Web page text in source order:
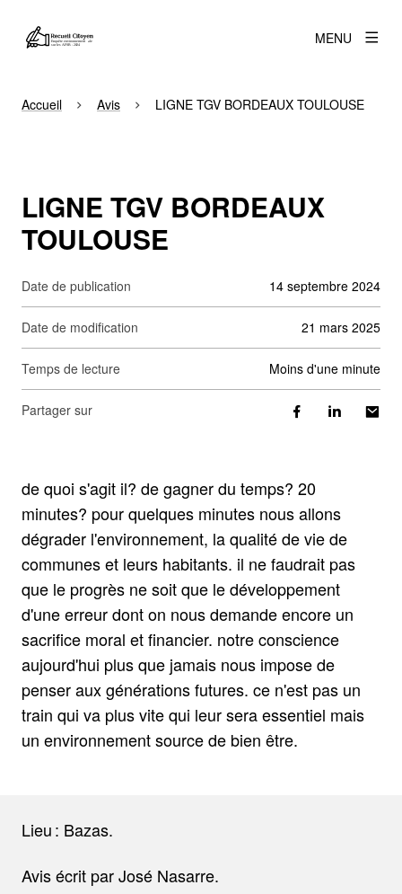
MENU
Accueil Avis LIGNE TGV BORDEAUX TOULOUSE
LIGNE TGV BORDEAUX
TOULOUSE
Date de publication 14 septembre 2024
Date de modification 21 mars 2025
Temps de lecture moins d'une minute
Partager sur
de quoi s'agit il? de gagner du temps? 20
minutes? pour quelques minutes nous allons
dégrader l'environnement, la qualité de vie de
communes et leurs habitants. il ne faudrait pas
que le progrès ne soit que le développement
d'une erreur dont on nous demande encore un
sacrifice moral et financier. notre conscience
aujourd'hui plus que jamais nous impose de
penser aux générations futures. ce n'est pas un
train qui va plus vite qui leur sera essentiel mais
un environnement source de bien être.
Lieu : Bazas.
Avis écrit par José Nasarre.